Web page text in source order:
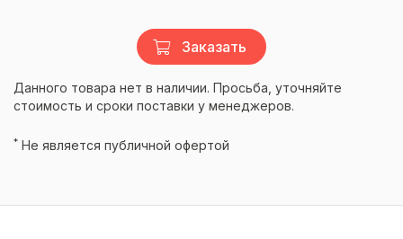
Заказать
Данного товара нет в наличии. Просьба, уточняйте
стоимость и сроки поставки у менеджеров.
* Не является публичной офертой